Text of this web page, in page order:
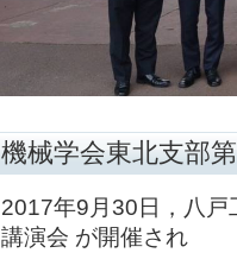
機械学会東北支部
2017年9月30日，八戸
講演会 が開催され